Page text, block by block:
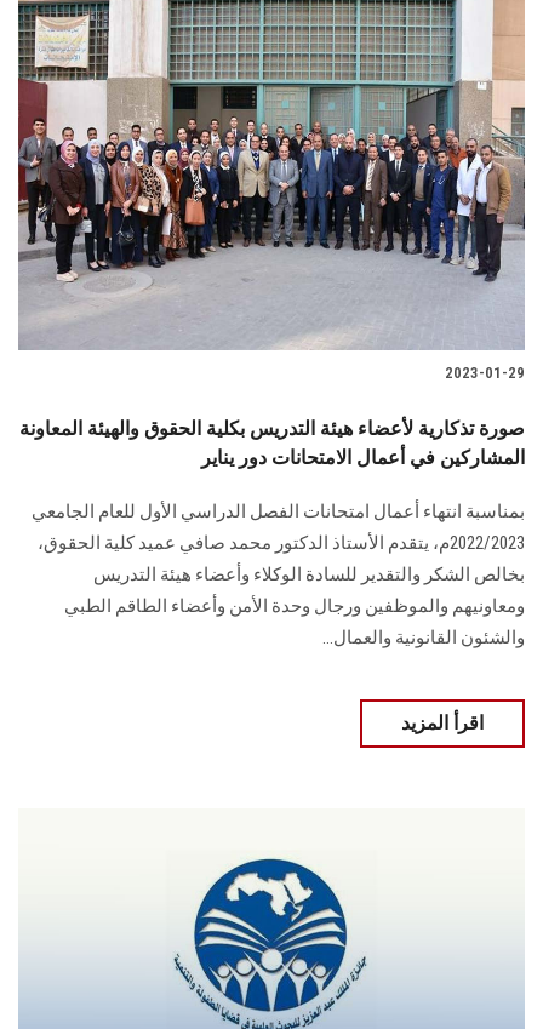
2023-01-29
صورة تذكارية لأعضاء هيئة التدريس بكلية الحقوق والهيئة المعاونة
المشاركين في أعمال الامتحانات دور يناير
بمناسبة انتهاء أعمال امتحانات الفصل الدراسي الأول للعام الجامعي
2022/2023م، يتقدم الأستاذ الدكتور محمد صافي عميد كلية الحقوق،
بخالص الشكر والتقدير للسادة الوكلاء وأعضاء هيئة التدريس
ومعاونيهم والموظفين ورجال وحدة الأمن وأعضاء الطاقم الطبي
والشئون القانونية والعمال...
اقرأ المزيد